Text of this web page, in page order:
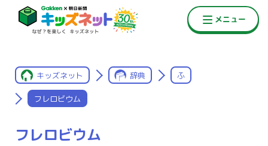
キッズネット 辞典 ふ
フレロビウム
フレロビウム